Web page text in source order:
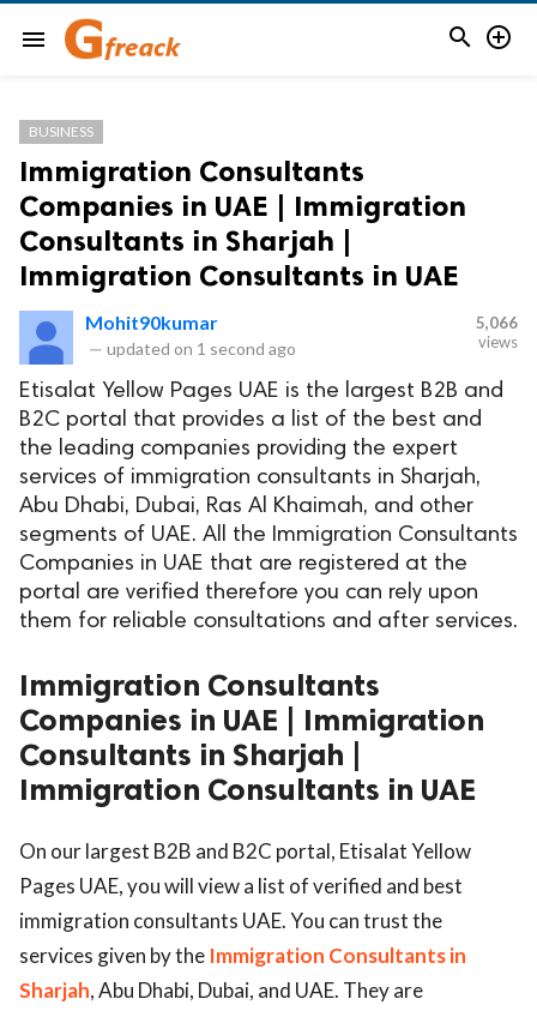
menu  
BUSINESS
Immigration Consultants
Companies in UAE | Immigration
Consultants in Sharjah |
Immigration Consultants in UAE
Mohit90kumar
— updated on 1 second ago
5,066
views
Etisalat Yellow Pages UAE is the largest B2B and
B2C portal that provides a list of the best and
the leading companies providing the expert
services of immigration consultants in Sharjah,
Abu Dhabi, Dubai, Ras Al Khaimah, and other
segments of UAE. All the Immigration Consultants
Companies in UAE that are registered at the
portal are verified therefore you can rely upon
them for reliable consultations and after services.
Immigration Consultants
Companies in UAE | Immigration
Consultants in Sharjah |
Immigration Consultants in UAE
On our largest B2B and B2C portal, Etisalat Yellow
Pages UAE, you will view a list of verified and best
immigration consultants UAE. You can trust the
services given by the Immigration Consultants in
Sharjah, Abu Dhabi, Dubai, and UAE. They are